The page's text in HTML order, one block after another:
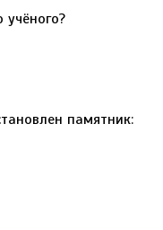
памятник: